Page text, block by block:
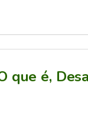
que é,